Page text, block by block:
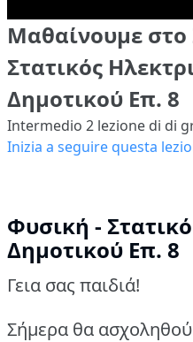
Μαθαίνουμε στο
Στατικός
Δημοτικού Επ. 8
Intermedio 2 lezione di di
Inizia a seguire questa
Φυσική -
Δημοτικού Επ. 8
Γεια σας παιδιά!
Σήμερα θα